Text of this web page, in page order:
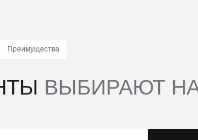
Преимущества
ВЫБИРАЮТ